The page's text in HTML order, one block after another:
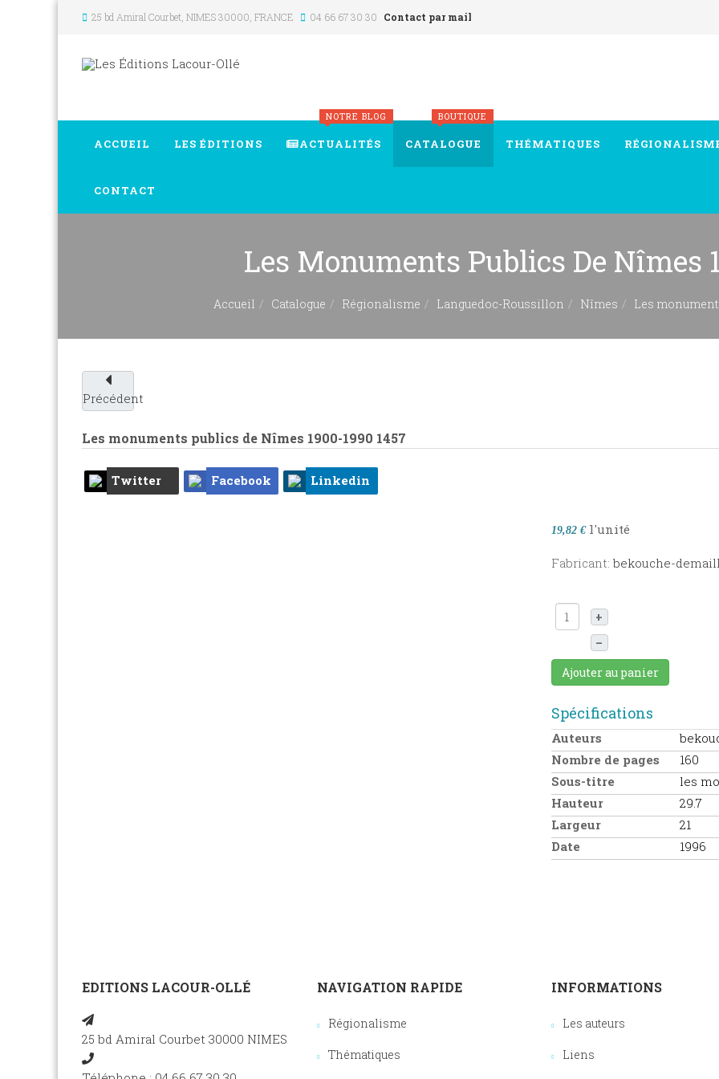
25 bd Amiral Courbet , NIMES30000 FRANCE 04 66 67 30 30 Contact par mail
ACCUEIL LES ÉDITIONS ACTUALITÉS
NOTRE BLOG
CATALOGUE
BOUTIQUE
THÉMATIQUES
CONTACT
Les Monuments Publics De Nîmes
Accueil Catalogue Régionalisme Languedoc-Roussillon Nîmes Les
Précédent
Les monuments publics de Nîmes 1900-1990 1457
Twitter Facebook Linkedin
19,82 € l'unité
Fabricant: bekouche-
+
–
Ajouter au panier
Spécifications
Auteurs
Nombre de pages
160
Sous-titre
les
Hauteur
29.7
Largeur
21
Date
1996
EDITIONS LACOUR-OLLÉ
25 bd Amiral Courbet 30000 NIMES
NAVIGATION RAPIDE
Régionalisme
Thématiques
INFORMATIONS
Les auteurs
Liens